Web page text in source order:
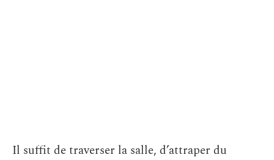
Il suffit de traverser la salle, d’attraper du